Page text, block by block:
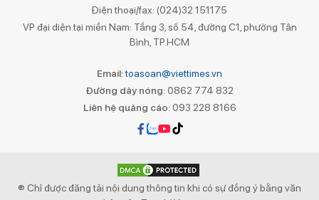
Điện thoại/fax: (024)32 151175
VP đại diện tại miền Nam: Tầng 3, số 54, đường C1, phường Tân
Bình, TP.HCM
Email:toasoan@viettimes.vn
Đường dây nóng: 0862 774 832
Liên hệ quảng cáo:093 228 8166
® Chỉ được đăng tải nội dung thông tin khi có sự đồng ý bằng văn